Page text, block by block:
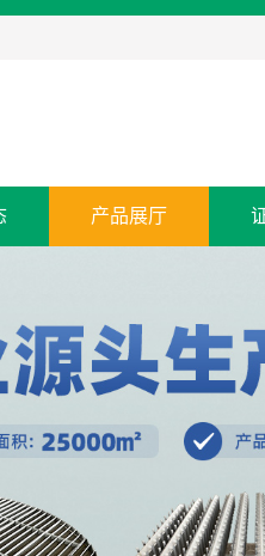
产品展厅